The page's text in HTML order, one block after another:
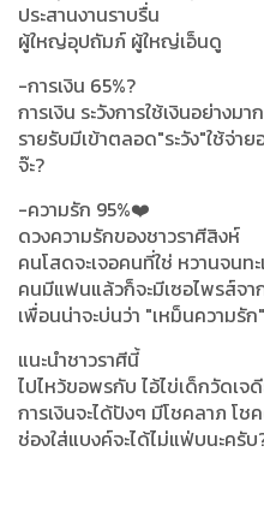
ประสานงานราบรื่น
ผู้ใหญ่อุปถัมภ์ ผู้ใหญ่เอ็นดู
-การเงิน 65%?
การเงิน ระวังการใช้เงินอย่าง
รายรับมีเข้าตลอด"ระวัง"ใช้จ่า
จ๊ะ?
-ความรัก 95%❤️
ดวงความรักของชาวราศีสิงห์
คนโสดจะเจอคนที่ใช่ หวานจนท
คนมีแฟนแล้วก็จะมีเซอไพรส์จา
เพื่อนน่าจะบ่นว่า "เหม็นความรั
แนะนำชาวราศีนี้
ไปไหว้ขอพรกับ ไอ้ไข่เด็กวัดเจ
การเงินจะได้ปังๆ มีโชคลาภ โช
ช่องใส่แบงค์จะได้ไม่แฟ่บนะครับ